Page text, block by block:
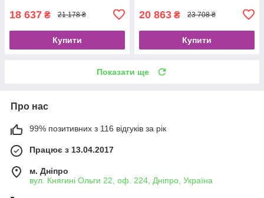
18 637 ₴ 21 178 ₴
Купити
20 863 ₴ 23 708 ₴
Купити
Показати ще
Про нас
99% позитивних з 116 відгуків за рік
Працює з 13.04.2017
м. Дніпро
вул. Княгині Ольги 22, оф. 224, Дніпро, Україна